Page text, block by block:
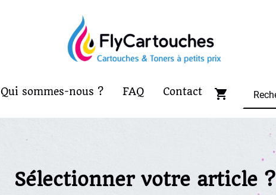
Qui sommes-nous ? FAQ Contact
Sélectionner votre article ?